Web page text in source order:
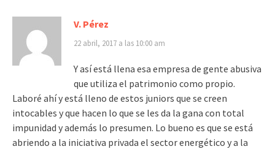
V. Pérez
22 abril, 2017 a las 10:00 am
Y así está llena esa empresa de gente abusiva
que utiliza el patrimonio como propio.
Laboré ahí y está lleno de estos juniors que se creen
intocables y que hacen lo que se les da la gana con total
impunidad y además lo presumen. Lo bueno es que se está
abriendo a la iniciativa privada el sector energético y a la